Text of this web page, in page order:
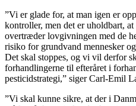
”Vi er glade for, at man igen er
kontroller, men det er uholdbart,
overtræder lovgivningen med de
risiko for grundvand mennesker
Det skal stoppes, og vi vil derfor
forhandlingerne til efteråret i
pesticidstrategi,” siger Carl-Emil
”Vi skal kunne sikre, at der i